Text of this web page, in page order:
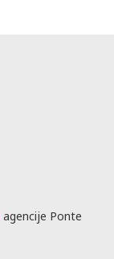
agencije Ponte